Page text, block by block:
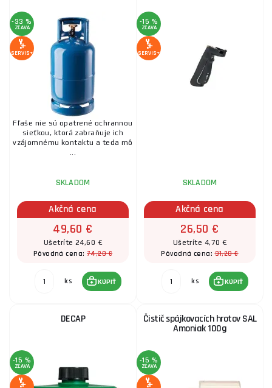
Letovací voda 1 litr
SKLADOM u dodávateľa
KMP Horáková tryska s precíznym plameňom
u dodávateľa
Pripojovacia objímka plynovej hadice G3/8LH
u dodávateľa
PARA´FLAM tepelne odolná deka 20x25 cm 3ks
u dodávateľa ks KÚPIŤ 22,00 €
Práškové tavidlo na tvrdé pájení od 720°C,
nerozpustné ve vodě
-33 %
ZĽAVA
SERVIS+
Fľaše nie sú opatrené ochrannou
sieťkou, ktorá zabraňuje ich
vzájomnému kontaktu a teda mô
...
SKLADOM
Akčná cena
49,60 €
Ušetríte 24,60 €
Pôvodná cena:74,20 €
ks KÚPIŤ
-15 %
ZĽAVA
SERVIS+
SKLADOM
Akčná cena
26,50 €
Ušetríte 4,70 €
Pôvodná cena:31,20 €
ks KÚPIŤ
DECAP
-15 %
ZĽAVA
Čistič spájkovacích hrotov SAL
Amoniak 100g
-15 %
ZĽAVA